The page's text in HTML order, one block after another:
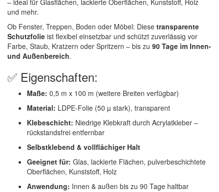
ZVG
– ideal für Glasflächen, lackierte Oberflächen, Kunststoff, Holz
und mehr.
Ob Fenster, Treppen, Boden oder Möbel: Diese transparente
Schutzfolie ist flexibel einsetzbar und schützt zuverlässig vor
Farbe, Staub, Kratzern oder Spritzern – bis zu 90 Tage im Innen-
und Außenbereich.
✅ Eigenschaften:
Maße: 0,5 m x 100 m (weitere Breiten verfügbar)
Material: LDPE-Folie (50 µ stark), transparent
Klebeschicht: Niedrige Klebkraft durch Acrylatkleber –
rückstandsfrei entfernbar
Selbstklebend & vollflächiger Halt
Geeignet für: Glas, lackierte Flächen, pulverbeschichtete
Oberflächen, Kunststoff, Holz
Anwendung: Innen & außen bis zu 90 Tage haltbar